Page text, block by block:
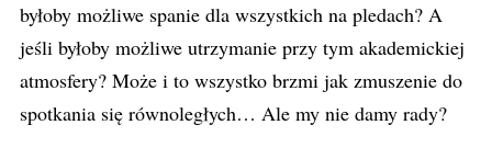
byłoby możliwe spanie dla wszystkich na pledach? A
jeśli byłoby możliwe utrzymanie przy tym akademickiej
atmosfery? Może i to wszystko brzmi jak zmuszenie do
spotkania się równoległych… Ale my nie damy rady?